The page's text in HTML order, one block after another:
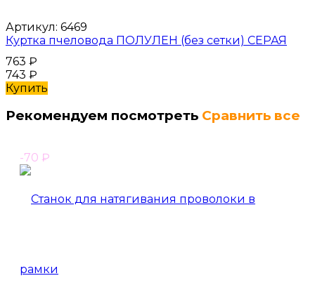
Артикул: 6469
Куртка пчеловода ПОЛУЛЕН (без сетки) СЕРАЯ
763 ₽
743 ₽
Купить
Рекомендуем посмотреть Сравнить все
-70 ₽